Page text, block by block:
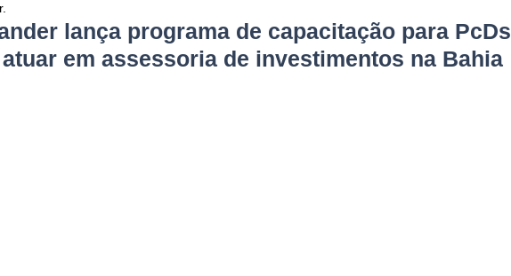
lança programa de capacitação para PcDs
em assessoria de investimentos na Bahia